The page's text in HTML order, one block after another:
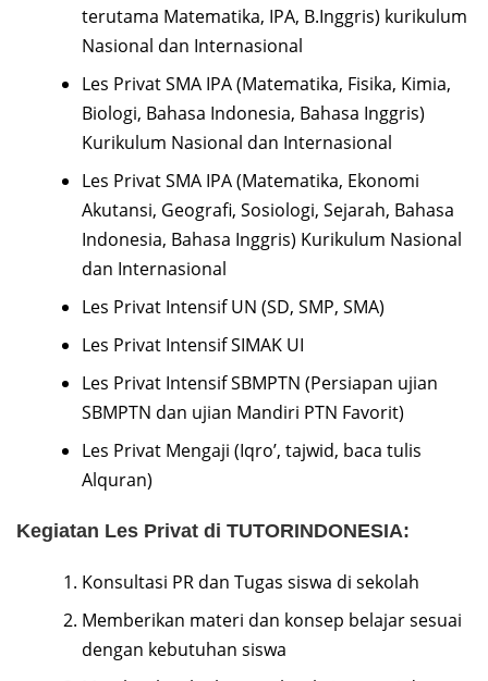
terutama Matematika, IPA, B.Inggris) kurikulum
Nasional dan Internasional
Les Privat SMA IPA (Matematika, Fisika, Kimia,
Biologi, Bahasa Indonesia, Bahasa Inggris)
Kurikulum Nasional dan Internasional
Les Privat SMA IPA (Matematika, Ekonomi
Akutansi, Geografi, Sosiologi, Sejarah, Bahasa
Indonesia, Bahasa Inggris) Kurikulum Nasional
dan Internasional
Les Privat Intensif UN (SD, SMP, SMA)
Les Privat Intensif SIMAK UI
Les Privat Intensif SBMPTN (Persiapan ujian
SBMPTN dan ujian Mandiri PTN Favorit)
Les Privat Mengaji (Iqro’, tajwid, baca tulis
Alquran)
Kegiatan Les Privat di TUTORINDONESIA:
Konsultasi PR dan Tugas siswa di sekolah
Memberikan materi dan konsep belajar sesuai
dengan kebutuhan siswa